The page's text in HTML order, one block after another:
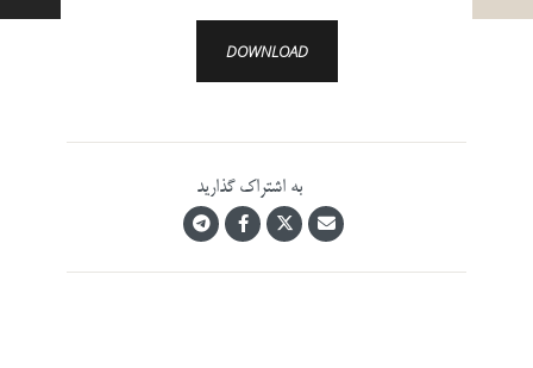
DOWNLOAD
به اشتراک گذارید